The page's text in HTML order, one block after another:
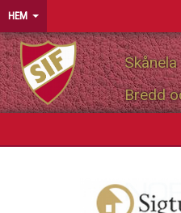
HEM
Bredd